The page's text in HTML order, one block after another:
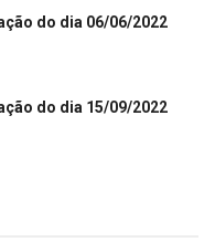
do dia 06/06/2022
do dia 15/09/2022